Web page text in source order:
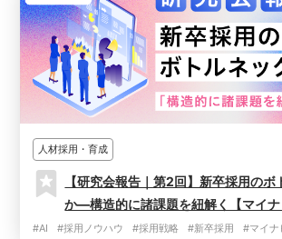
人材採用・育成
【研究会報告｜第2回】新卒採用の
か―構造的に諸課題を紐解く【マイナ
#AI #採用ノウハウ #採用戦略 #新卒採用 #マイナ